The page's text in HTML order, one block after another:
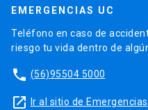
EMERGENCIAS UC
Teléfono en caso de
riesgo tu vida dentro de
phone (56)95504 5000
launch Ir al sitio de Emergencias